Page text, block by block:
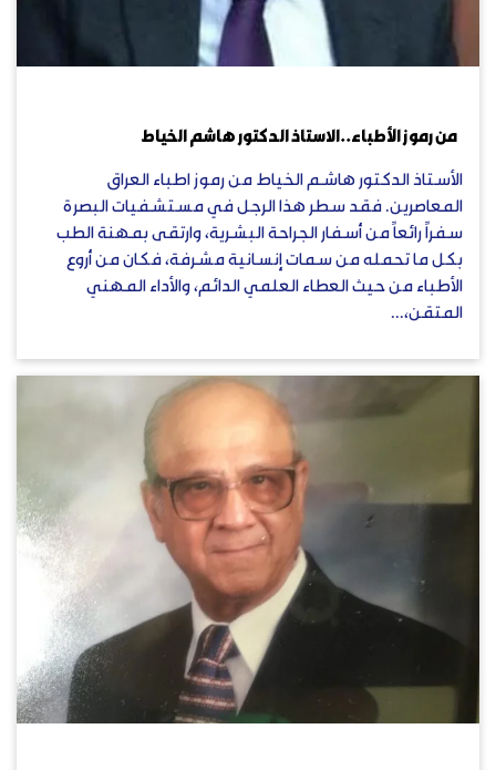
من رموز الأطباء..الاستاذ الدكتور هاشم الخياط
الأستاذ الدكتور هاشم الخياط من رموز اطباء العراق
المعاصرين. فقد سطر هذا الرجل في مستشفيات البصرة
سفراً رائعاً من أسفار الجراحة البشرية، وارتقى بمهنة الطب
بكل ما تحمله من سمات إنسانية مشرفة، فكان من أروع
الأطباء من حيث العطاء العلمي الدائم، والأداء المهني
المتقن،...